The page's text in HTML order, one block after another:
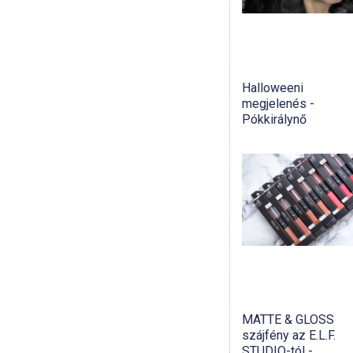
Halloweeni
megjelenés -
Pókkirálynő
MATTE & GLOSS
szájfény az E.L.F.